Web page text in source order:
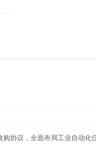
协议，全面布局工业自动化